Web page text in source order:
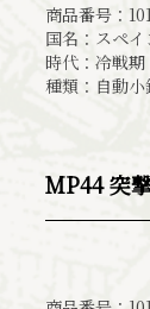
商品番号：
国名：スペイ
時代：冷戦期
種類：自動小
MP44 突